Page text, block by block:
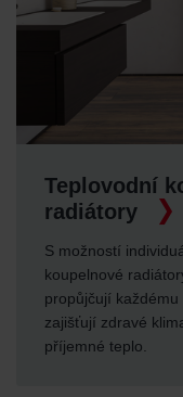
Teplovodní
radiátory
S možností
koupelnové
propůjčují každému
zajišťují zdravé
příjemné teplo.